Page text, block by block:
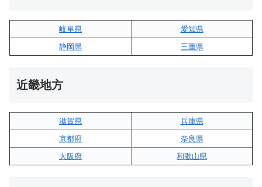
岐阜県
愛知県
静岡県
三重県
近畿地方
滋賀県
兵庫県
京都府
奈良県
大阪府
和歌山県